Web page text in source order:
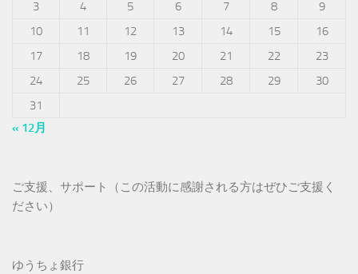
3
4 5 6 7 8
9
10
11 12 13 14 15
16
17
18 19 20 21 22
23
24
25 26 27 28 29
30
31
« 12月
ご支援、サポート（この活動に感謝される方はぜひご支援く
ださい）
ゆうちょ銀行